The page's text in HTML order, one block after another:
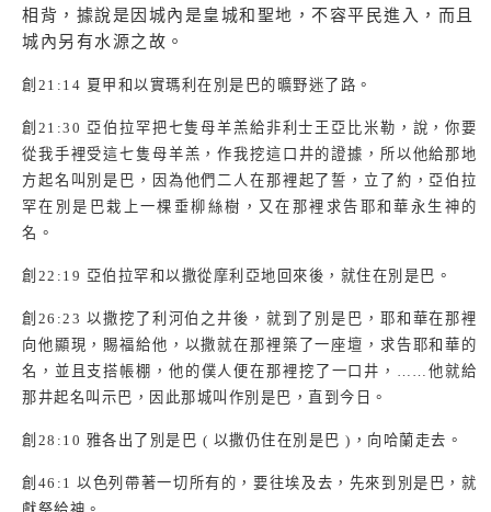
相背，據說是因城內是皇城和聖地，不容平民進入，而且
城內另有水源之故。
創 21:14 夏甲和以實瑪利在別是巴的曠野迷了路。
創 21:30 亞伯拉罕把七隻母羊羔給非利士王亞比米勒，說，你要
從我手裡受這七隻母羊羔，作我挖這口井的證據，所以他給那地
方起名叫別是巴，因為他們二人在那裡起了誓，立了約，亞伯拉
罕在別是巴栽上一棵垂柳絲樹，又在那裡求告耶和華永生神的
名。
創 22:19 亞伯拉罕和以撒從摩利亞地回來後，就住在別是巴。
創 26:23 以撒挖了利河伯之井後，就到了別是巴，耶和華在那裡
向他顯現，賜福給他，以撒就在那裡築了一座壇，求告耶和華的
名，並且支搭帳棚，他的僕人便在那裡挖了一口井，……他就給
那井起名叫示巴，因此那城叫作別是巴，直到今日。
創 28:10 雅各出了別是巴 ( 以撒仍住在別是巴 ) ，向哈蘭走去。
創 46:1 以色列帶著一切所有的，要往埃及去，先來到別是巴，就